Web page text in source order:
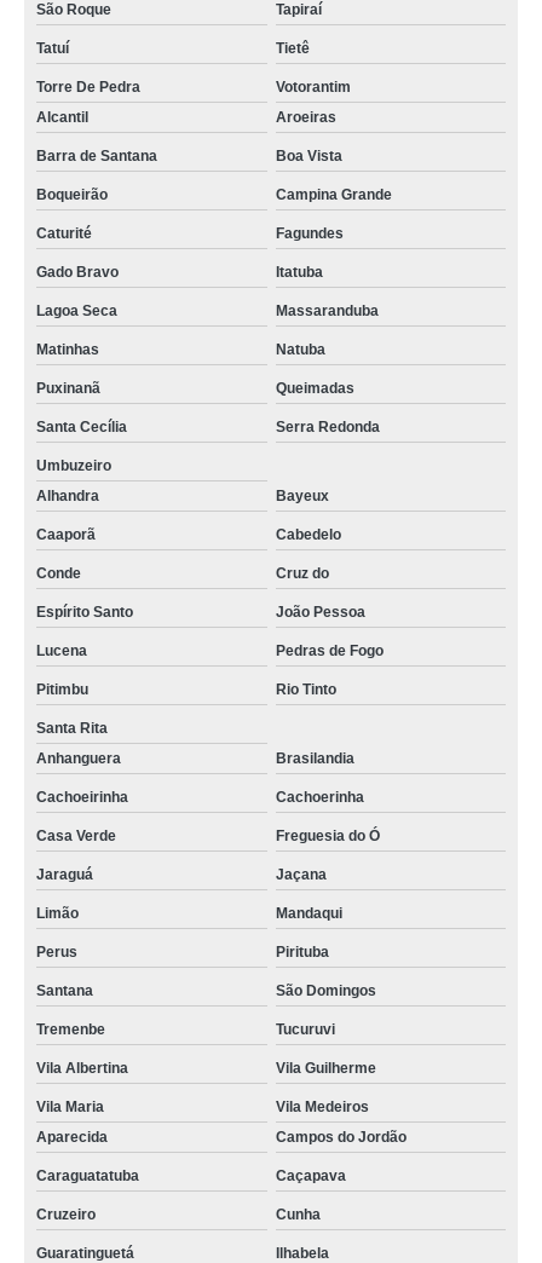
São Roque Tapiraí
Tatuí Tietê
Torre De Pedra
Votorantim
Alcantil
Aroeiras
Barra de Santana Boa Vista
Boqueirão Campina Grande
Caturité Fagundes
Gado Bravo Itatuba
Lagoa Seca Massaranduba
Matinhas Natuba
Puxinanã Queimadas
Santa Cecília Serra Redonda
Umbuzeiro
Alhandra
Bayeux
Caaporã Cabedelo
Conde Cruz do
Espírito Santo João Pessoa
Lucena Pedras de Fogo
Pitimbu Rio Tinto
Santa Rita
Anhanguera
Brasilandia
Cachoeirinha Cachoerinha
Casa Verde Freguesia do Ó
Jaraguá Jaçana
Limão Mandaqui
Perus Pirituba
Santana São Domingos
Tremenbe Tucuruvi
Vila Albertina Vila Guilherme
Vila Maria
Vila Medeiros
Aparecida
Campos do Jordão
Caraguatatuba Caçapava
Cruzeiro Cunha
Guaratinguetá Ilhabela